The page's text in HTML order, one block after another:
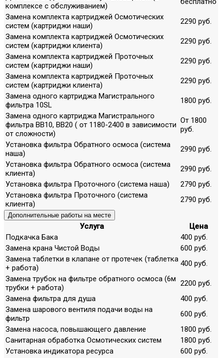
комплексе с обслуживанием)
Замена комплекта картриджей Осмотических
систем (картриджи наши)
2290 руб.
Замена комплекта картриджей Осмотических
систем (картриджи клиента)
2290 руб.
Замена комплекта картриджей Проточных
систем (картриджи наши)
2290 руб.
Замена комплекта картриджей Проточных
систем (картриджи клиента)
2290 руб.
Замена одного картриджа Магистрального
фильтра 10SL
1800 руб.
Замена одного картриджа Магистрального
фильтра ВВ10, ВВ20 ( от 1180-2400 в зависимости
от сложности)
От 1800
руб.
Установка фильтра Обратного осмоса (система
наша)
2990 руб.
Установка фильтра Обратного осмоса (система
клиента)
2990 руб.
Установка фильтра Проточного (система наша)
2790 руб.
Установка фильтра Проточного (система
клиента)
2790 руб.
Дополнительные работы на месте
Услуга
Цена
Подкачка Бака
400 руб.
Замена крана Чистой Воды
600 руб.
Замена таблетки в клапане от протечек (таблетка
+ работа)
400 руб.
Замена трубок на фильтре обратного осмоса (6м
трубки + работа)
2200 руб.
Замена фильтра для душа
400 руб.
Замена шарового вентиля подачи воды на
фильтр
600 руб.
Замена насоса, повышающего давление
1800 руб.
Санитарная обработка Осмотических систем
1800 руб.
Установка индикатора ресурса
600 руб.